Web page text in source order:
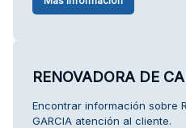
RENOVADORA DE
Encontrar información sobre
GARCIA atención al cliente.